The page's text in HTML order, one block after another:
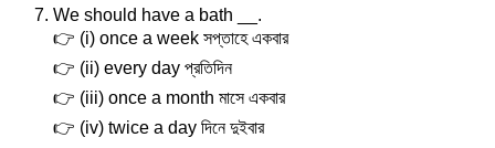
We should have a bath __.
👉 (i) once a week সপ্তাহে একবার
👉 (ii) every day প্রতিদিন
👉 (iii) once a month মাসে একবার
👉 (iv) twice a day দিনে দুইবার